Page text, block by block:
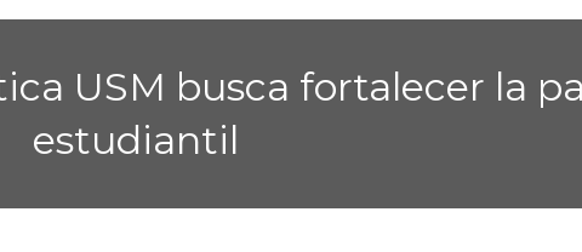
USM busca fortalecer la
estudiantil